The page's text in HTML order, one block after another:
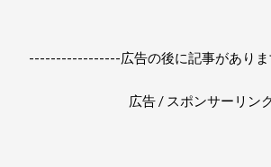
-----------------広告の後に記事があり
広告 / スポンサーリン